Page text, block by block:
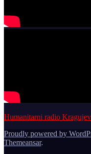
Humanitarni radio
Proudly powered by
Themeansar.